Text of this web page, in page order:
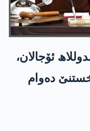
ئۆجالان،
دەوام